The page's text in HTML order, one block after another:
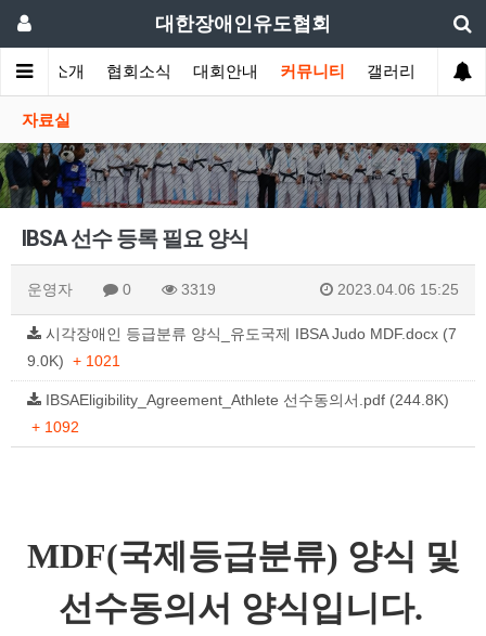
대한장애인유도협회
협회소개 협회소식 대회안내 커뮤니티 갤러리
자료실
IBSA 선수 등록 필요 양식
운영자 0 3319 2023.04.06 15:25
시각장애인 등급분류 양식_유도국제 IBSA Judo MDF.docx (7
9.0K) + 1021
IBSAEligibility_Agreement_Athlete 선수동의서.pdf (244.8K)
+ 1092
MDF(국제등급분류) 양식 및
선수동의서 양식입니다.